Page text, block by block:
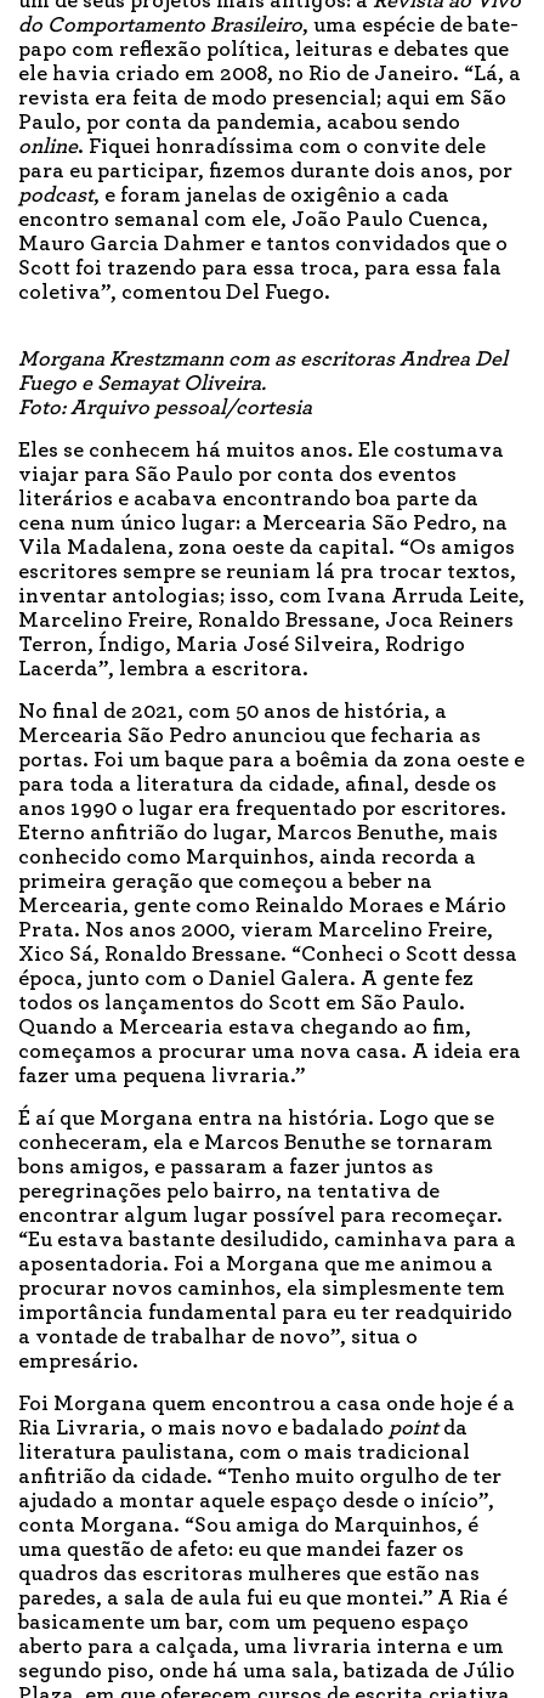
do Comportamento Brasileiro, uma espécie de bate-
papo com reflexão política, leituras e debates que
ele havia criado em 2008, no Rio de Janeiro. “Lá, a
revista era feita de modo presencial; aqui em São
Paulo, por conta da pandemia, acabou sendo
online. Fiquei honradíssima com o convite dele
para eu participar, fizemos durante dois anos, por
podcast, e foram janelas de oxigênio a cada
encontro semanal com ele, João Paulo Cuenca,
Mauro Garcia Dahmer e tantos convidados que o
Scott foi trazendo para essa troca, para essa fala
coletiva”, comentou Del Fuego.
Morgana Krestzmann com as escritoras Andrea Del
Fuego e Semayat Oliveira.
Foto: Arquivo pessoal/cortesia
Eles se conhecem há muitos anos. Ele costumava
viajar para São Paulo por conta dos eventos
literários e acabava encontrando boa parte da
cena num único lugar: a Mercearia São Pedro, na
Vila Madalena, zona oeste da capital. “Os amigos
escritores sempre se reuniam lá pra trocar textos,
inventar antologias; isso, com Ivana Arruda Leite,
Marcelino Freire, Ronaldo Bressane, Joca Reiners
Terron, Índigo, Maria José Silveira, Rodrigo
Lacerda”, lembra a escritora.
No final de 2021, com 50 anos de história, a
Mercearia São Pedro anunciou que fecharia as
portas. Foi um baque para a boêmia da zona oeste e
para toda a literatura da cidade, afinal, desde os
anos 1990 o lugar era frequentado por escritores.
Eterno anfitrião do lugar, Marcos Benuthe, mais
conhecido como Marquinhos, ainda recorda a
primeira geração que começou a beber na
Mercearia, gente como Reinaldo Moraes e Mário
Prata. Nos anos 2000, vieram Marcelino Freire,
Xico Sá, Ronaldo Bressane. “Conheci o Scott dessa
época, junto com o Daniel Galera. A gente fez
todos os lançamentos do Scott em São Paulo.
Quando a Mercearia estava chegando ao fim,
começamos a procurar uma nova casa. A ideia era
fazer uma pequena livraria.”
É aí que Morgana entra na história. Logo que se
conheceram, ela e Marcos Benuthe se tornaram
bons amigos, e passaram a fazer juntos as
peregrinações pelo bairro, na tentativa de
encontrar algum lugar possível para recomeçar.
“Eu estava bastante desiludido, caminhava para a
aposentadoria. Foi a Morgana que me animou a
procurar novos caminhos, ela simplesmente tem
importância fundamental para eu ter readquirido
a vontade de trabalhar de novo”, situa o
empresário.
Foi Morgana quem encontrou a casa onde hoje é a
Ria Livraria, o mais novo e badalado pointda
literatura paulistana, com o mais tradicional
anfitrião da cidade. “Tenho muito orgulho de ter
ajudado a montar aquele espaço desde o início”,
conta Morgana. “Sou amiga do Marquinhos, é
uma questão de afeto: eu que mandei fazer os
quadros das escritoras mulheres que estão nas
paredes, a sala de aula fui eu que montei.” A Ria é
basicamente um bar, com um pequeno espaço
aberto para a calçada, uma livraria interna e um
segundo piso, onde há uma sala, batizada de Júlio